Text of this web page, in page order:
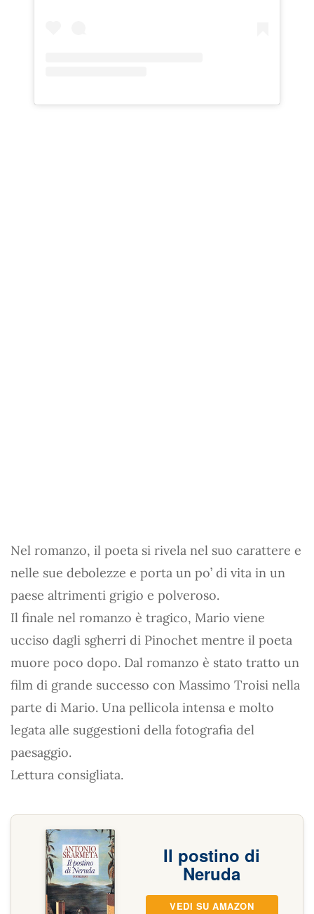
Nel romanzo, il poeta si rivela nel suo carattere e
nelle sue debolezze e porta un po’ di vita in un
paese altrimenti grigio e polveroso.
Il finale nel romanzo è tragico, Mario viene
ucciso dagli sgherri di Pinochet mentre il poeta
muore poco dopo. Dal romanzo è stato tratto un
film di grande successo con Massimo Troisi nella
parte di Mario. Una pellicola intensa e molto
legata alle suggestioni della fotografia del
paesaggio.
Lettura consigliata.
Il postino di
Neruda
VEDI SU AMAZON